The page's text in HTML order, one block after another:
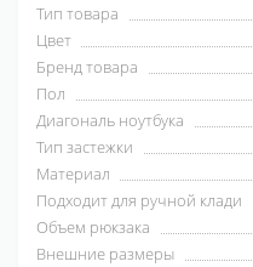
Тип товара
Цвет
Бренд товара
Пол
Диагональ ноутбука
Тип застежки
Материал
Подходит для ручной клади
Объем рюкзака
Внешние размеры